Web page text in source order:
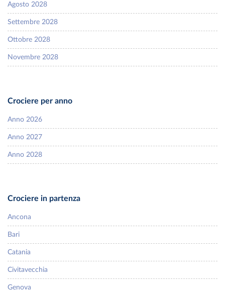
Agosto 2028
Settembre 2028
Ottobre 2028
Novembre 2028
Crociere per anno
Anno 2026
Anno 2027
Anno 2028
Crociere in partenza
Ancona
Bari
Catania
Civitavecchia
Genova